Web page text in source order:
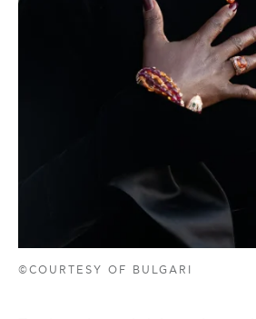
©COURTESY OF BULGARI